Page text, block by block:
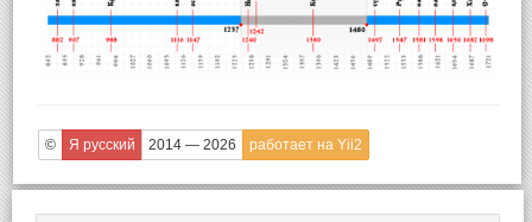
© Я русский 2014 — 2026 работает на Yii2